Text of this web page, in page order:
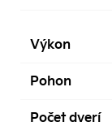
Výkon
Pohon
Počet dverí